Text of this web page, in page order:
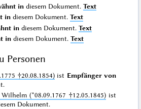
in diesem Dokument.Text
in diesem Dokument.Text
in diesem Dokument.Text
in diesem Dokument.Text
Personen
†20.08.1854) ist Empfänger von
(*08.09.1767 †12.05.1845) ist
Dokument.